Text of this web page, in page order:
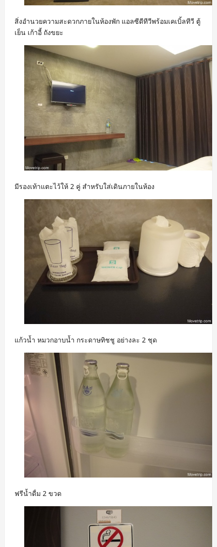
สิ่งอำนวยความสะดวกภายในห้องพัก แอลซีดีทีวีพร้อมเคเบิ้ลทีวี ตู้
เย็น เก้าอี้ ถังขยะ
มีรองเท้าแตะไว้ให้ 2 คู่ สำหรับใส่เดินภายในห้อง
แก้วน้ำ หมวกอาบน้ำ กระดาษทิชชู อย่างละ 2 ชุด
ฟรีน้ำดื่ม 2 ขวด